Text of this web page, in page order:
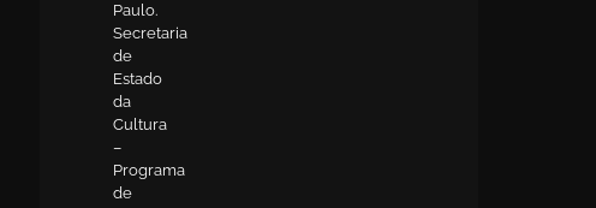
Paulo.
Secretaria
de
Estado
da
Cultura
–
Programa
de